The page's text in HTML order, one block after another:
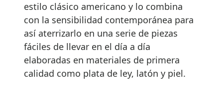
estilo clásico americano y lo combina
con la sensibilidad contemporánea para
así aterrizarlo en una serie de piezas
fáciles de llevar en el día a día
elaboradas en materiales de primera
calidad como plata de ley, latón y piel.